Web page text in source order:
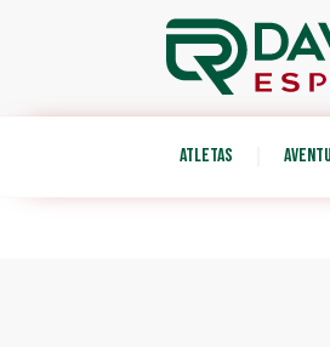
ATLETAS